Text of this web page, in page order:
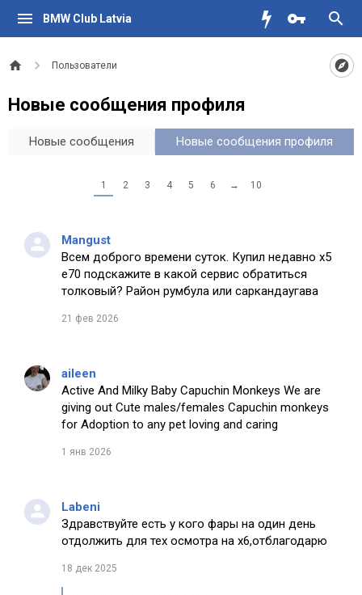
BMW Club Latvia
Пользователи
Новые сообщения профиля
Новые сообщения Новые сообщения профиля
1 2 3 4 5 6 → 10
Mangust
Всем доброго времени суток. Купил недавно х5
е70 подскажите в какой сервис обратиться
толковый? Район румбула или саркандаугава
21 фев 2026
aileen
Active And Milky Baby Capuchin Monkeys We are
giving out Cute males/females Capuchin monkeys
for Adoption to any pet loving and caring
1 янв 2026
Labeni
Здравствуйте есть у кого фары на один день
отдолжить для тех осмотра на х6,отблагодарю
18 дек 2025